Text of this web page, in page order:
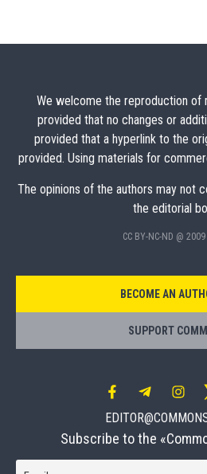
We welcome the reproduction of
provided that no changes or
provided that a hyperlink to the
provided. Using materials for
The opinions of the authors may not
the editorial
CC BY-NC-ND @
BECOME AN
SUPPORT
Subscribe to the